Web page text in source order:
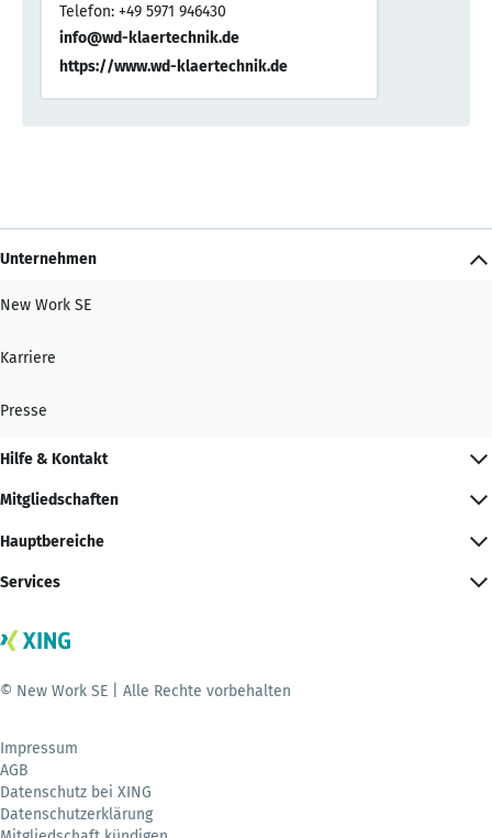
Telefon: +49 5971 946430
info@wd-klaertechnik.de
https://www.wd-klaertechnik.de
Unternehmen
New Work SE
Karriere
Presse
Hilfe & Kontakt
Mitgliedschaften
Hauptbereiche
Services
© New Work SE | Alle Rechte vorbehalten
Impressum
AGB
Datenschutz bei XING
Datenschutzerklärung